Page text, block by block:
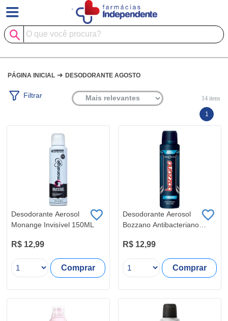
`
PÁGINA INICIAL ➜ DESODORANTE AGOSTO
Filtrar 14itens
1
Desodorante Aerosol
Monange Invisível 150ML
R$ 12,99
Comprar
Desodorante Aerosol
Bozzano Antibacteriano
R$ 12,99
Comprar